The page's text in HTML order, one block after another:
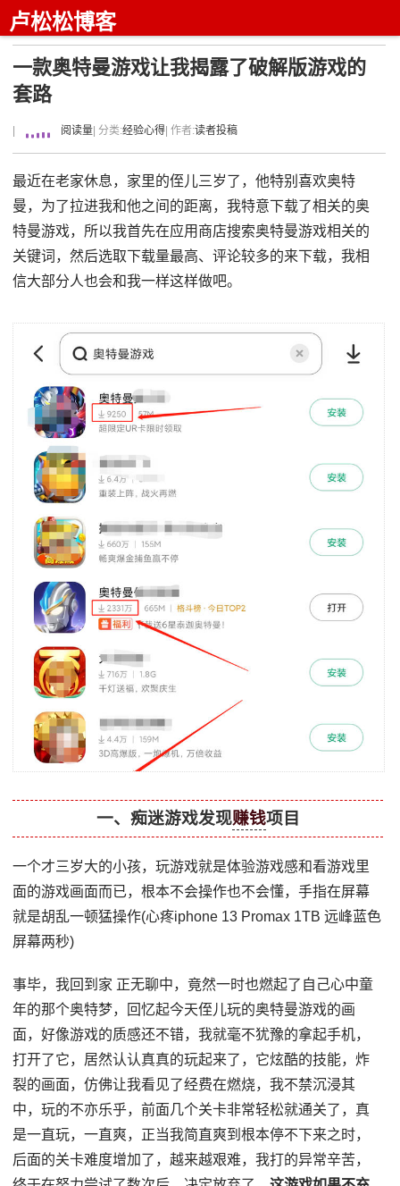
卢松松博客
一款奥特曼游戏让我揭露了破解版游戏的
套路
阅读量 | 分类:经验心得 | 作者:读者投稿
最近在老家休息，家里的侄儿三岁了，他特别喜欢奥特
曼，为了拉进我和他之间的距离，我特意下载了相关的奥
特曼游戏，所以我首先在应用商店搜索奥特曼游戏相关的
关键词，然后选取下载量最高、评论较多的来下载，我相
信大部分人也会和我一样这样做吧。
一、痴迷游戏发现赚钱项目
一个才三岁大的小孩，玩游戏就是体验游戏感和看游戏里
面的游戏画面而已，根本不会操作也不会懂，手指在屏幕
就是胡乱一顿猛操作(心疼iphone 13 Promax 1TB 远峰蓝色
屏幕两秒)
事毕，我回到家 正无聊中，竟然一时也燃起了自己心中童
年的那个奥特梦，回忆起今天侄儿玩的奥特曼游戏的画
面，好像游戏的质感还不错，我就毫不犹豫的拿起手机，
打开了它，居然认认真真的玩起来了，它炫酷的技能，炸
裂的画面，仿佛让我看见了经费在燃烧，我不禁沉浸其
中，玩的不亦乐乎，前面几个关卡非常轻松就通关了，真
是一直玩，一直爽，正当我简直爽到根本停不下来之时，
后面的关卡难度增加了，越来越艰难，我打的异常辛苦，